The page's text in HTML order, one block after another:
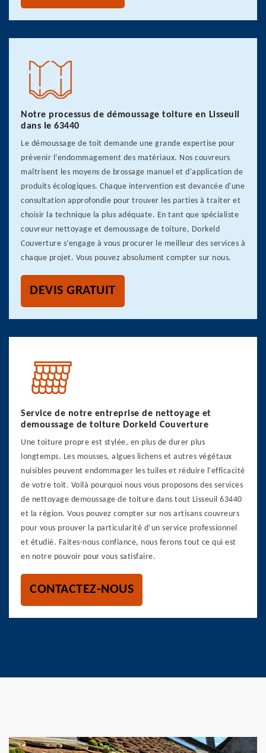
Notre processus de démoussage toiture en Lisseuil
dans le 63440
Le démoussage de toit demande une grande expertise pour
prévenir l’endommagement des matériaux. Nos couvreurs
maîtrisent les moyens de brossage manuel et d'application de
produits écologiques. Chaque intervention est devancée d'une
consultation approfondie pour trouver les parties à traiter et
choisir la technique la plus adéquate. En tant que spécialiste
couvreur nettoyage et demoussage de toiture, Dorkeld
Couverture s’engage à vous procurer le meilleur des services à
chaque projet. Vous pouvez absolument compter sur nous.
DEVIS GRATUIT
Service de notre entreprise de nettoyage et
demoussage de toiture Dorkeld Couverture
Une toiture propre est stylée, en plus de durer plus
longtemps. Les mousses, algues lichens et autres végétaux
nuisibles peuvent endommager les tuiles et réduire l'efficacité
de votre toit. Voilà pourquoi nous vous proposons des services
de nettoyage demoussage de toiture dans tout Lisseuil 63440
et la région. Vous pouvez compter sur nos artisans couvreurs
pour vous prouver la particularité d’un service professionnel
et étudié. Faites-nous confiance, nous ferons tout ce qui est
en notre pouvoir pour vous satisfaire.
CONTACTEZ-NOUS